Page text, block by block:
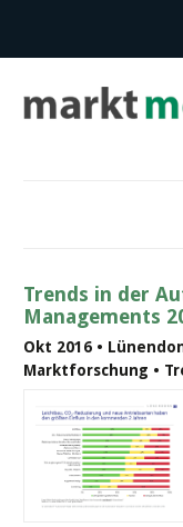
Trends in der
Managements
Okt 2016 •
Marktforschung •